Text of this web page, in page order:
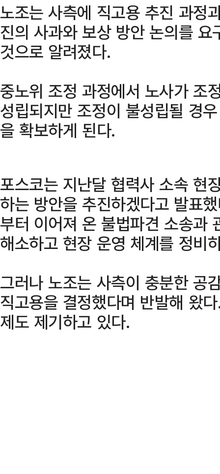
노조는 사측에 직고용 추진 과정
진의 사과와 보상 방안 논의를
것으로 알려졌다.
중노위 조정 과정에서 노사가 조
성립되지만 조정이 불성립될 경
을 확보하게 된다.
포스코는 지난달 협력사 소속
하는 방안을 추진하겠다고 발표
부터 이어져 온 불법파견 소송과
해소하고 현장 운영 체계를 정비
그러나 노조는 사측이 충분한 공
직고용을 결정했다며 반발해 왔
제도 제기하고 있다.